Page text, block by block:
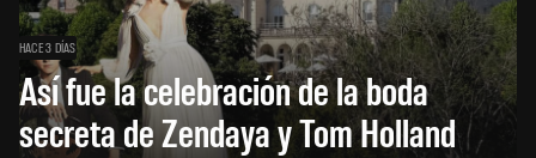
HACE 3 DÍAS
Así fue la celebración de la boda
secreta de Zendaya y Tom Holland